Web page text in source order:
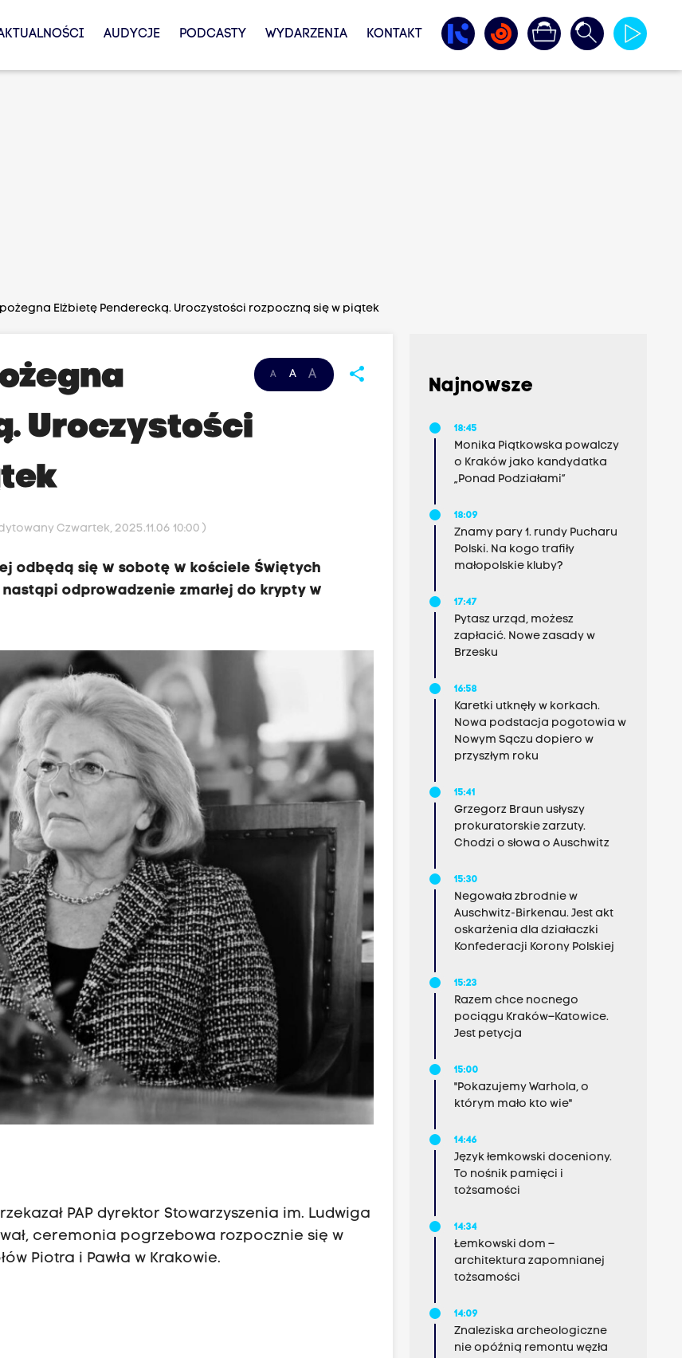
AUDYCJE PODCASTY WYDARZENIA KONTAKT
Elżbietę Penderecką. Uroczystości rozpoczną się w piątek
A A A share
Uroczystości
Czwartek, 2025.11.06 10:00 )
odbędą się w sobotę w kościele Świętych
nastąpi odprowadzenie zmarłej do krypty w
PAP dyrektor Stowarzyszenia im. Ludwiga
ceremonia pogrzebowa rozpocznie się w
Piotra i Pawła w Krakowie.
Najnowsze
18:45
Monika Piątkowska powalczy
o Kraków jako kandydatka
„Ponad Podziałami”
18:09
Znamy pary 1. rundy Pucharu
Polski. Na kogo trafiły
małopolskie kluby?
17:47
Pytasz urząd, możesz
zapłacić. Nowe zasady w
Brzesku
16:58
Karetki utknęły w korkach.
Nowa podstacja pogotowia w
Nowym Sączu dopiero w
przyszłym roku
15:41
Grzegorz Braun usłyszy
prokuratorskie zarzuty.
Chodzi o słowa o Auschwitz
15:30
Negowała zbrodnie w
Auschwitz-Birkenau. Jest akt
oskarżenia dla działaczki
Konfederacji Korony Polskiej
15:23
Razem chce nocnego
pociągu Kraków–Katowice.
Jest petycja
15:00
"Pokazujemy Warhola, o
którym mało kto wie"
14:46
Język łemkowski doceniony.
To nośnik pamięci i
tożsamości
14:34
Łemkowski dom –
architektura zapomnianej
tożsamości
14:09
Znaleziska archeologiczne
nie opóźnią remontu węzła